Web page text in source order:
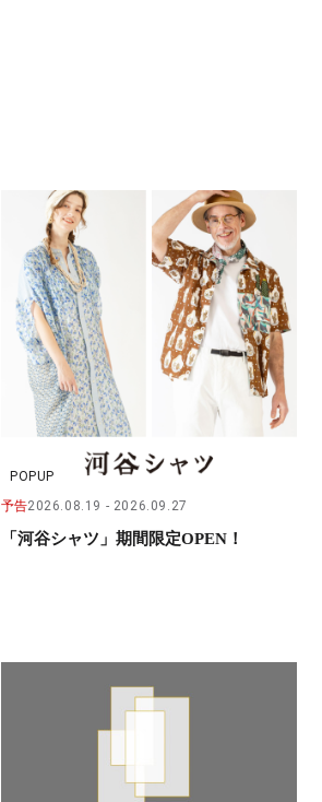
POPUP
予告2026.08.19 2026.09.27
「河谷シャツ」期間限定OPEN！